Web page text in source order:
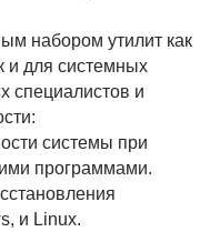
набором утилит как
и для системных
специалистов и
системы при
программами.
и Linux.